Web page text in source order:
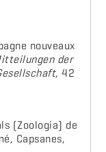
nouveaux
der
, 42
(Zoologia) de
Capsanes,